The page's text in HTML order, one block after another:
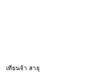
เทียนจ้า สาธุ